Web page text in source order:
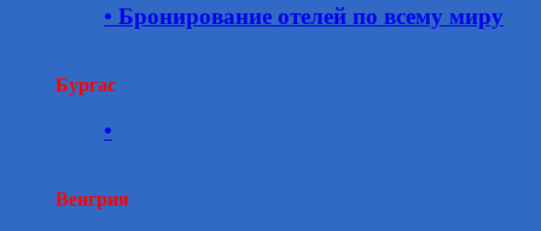
• Бронирование отелей по всему миру
Бургас
•
Венгрия